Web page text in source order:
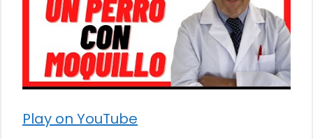
Play on YouTube